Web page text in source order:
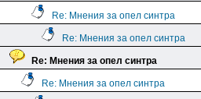
Re: Мнения за опел синтра
Re: Мнения за опел синтра
Re: Мнения за опел синтра
Re: Мнения за опел синтра